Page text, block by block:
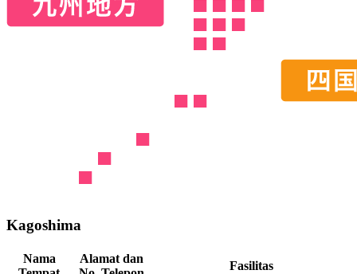
Kagoshima
Nama
Alamat dan
Fasilitas